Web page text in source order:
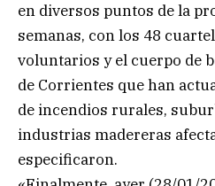
en diversos puntos de la
semanas, con los 48
voluntarios y el cuerpo de
de Corrientes que han
de incendios rurales,
industrias madereras
especificaron.